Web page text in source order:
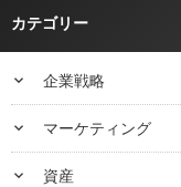
カテゴリー
keyboard_arrow_down 企業戦略
keyboard_arrow_down マーケティング
keyboard_arrow_down 資産